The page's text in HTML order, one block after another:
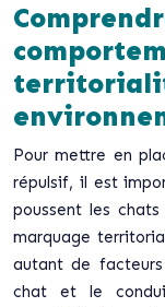
Pour mettre en
répulsif, il est
poussent les
marquage
autant de facteurs
chat et le